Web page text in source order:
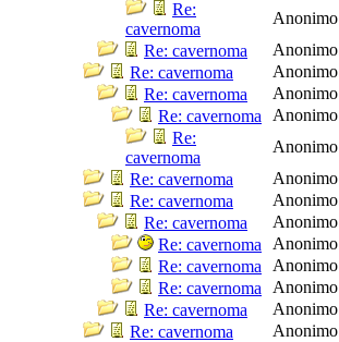
Re:
cavernoma
Anonimo
Re: cavernoma
Anonimo
Re: cavernoma
Anonimo
Re: cavernoma
Anonimo
Re: cavernoma
Anonimo
Re:
cavernoma
Anonimo
Re: cavernoma
Anonimo
Re: cavernoma
Anonimo
Re: cavernoma
Anonimo
Re: cavernoma
Anonimo
Re: cavernoma
Anonimo
Re: cavernoma
Anonimo
Re: cavernoma
Anonimo
Re: cavernoma
Anonimo